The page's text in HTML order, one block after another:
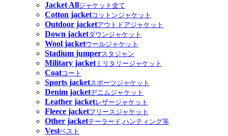
Jacket Allジャケット全て
Cotton jacketコットンジャケット
Outdoor jacketアウトドアジャケット
Down jacketダウンジャケット
Wool jacketウールジャケット
Stadium jumperスタジャン
Military jacketミリタリージャケット
Coatコート
Sports jacketスポーツジャケット
Denim jacketデニムジャケット
Leather jacketレザージャケット
Fleece jacketフリースジャケット
Other jacketテーラード,ハンティング等
Vestベスト